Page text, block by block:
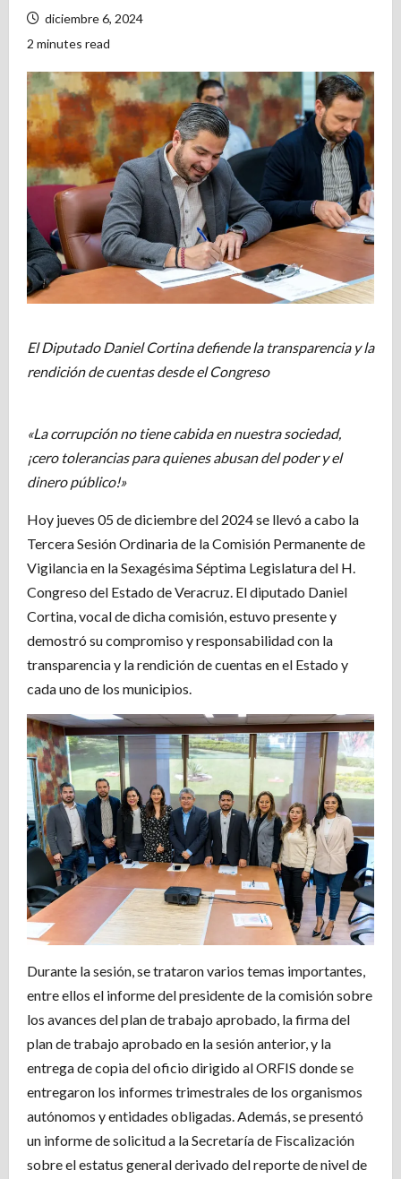
diciembre 6, 2024
2 minutes read
El Diputado Daniel Cortina defiende la transparencia y la
rendición de cuentas desde el Congreso
«La corrupción no tiene cabida en nuestra sociedad,
¡cero tolerancias para quienes abusan del poder y el
dinero público!»
Hoy jueves 05 de diciembre del 2024 se llevó a cabo la
Tercera Sesión Ordinaria de la Comisión Permanente de
Vigilancia en la Sexagésima Séptima Legislatura del H.
Congreso del Estado de Veracruz. El diputado Daniel
Cortina, vocal de dicha comisión, estuvo presente y
demostró su compromiso y responsabilidad con la
transparencia y la rendición de cuentas en el Estado y
cada uno de los municipios.
Durante la sesión, se trataron varios temas importantes,
entre ellos el informe del presidente de la comisión sobre
los avances del plan de trabajo aprobado, la firma del
plan de trabajo aprobado en la sesión anterior, y la
entrega de copia del oficio dirigido al ORFIS donde se
entregaron los informes trimestrales de los organismos
autónomos y entidades obligadas. Además, se presentó
un informe de solicitud a la Secretaría de Fiscalización
sobre el estatus general derivado del reporte de nivel de